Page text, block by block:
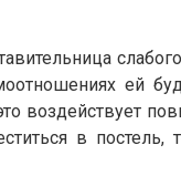
ей
в